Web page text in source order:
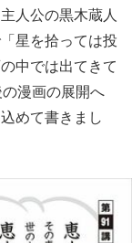
人公の黒木蔵人
星を拾っては投
中では出てきて
漫画の展開へ
めて書きまし